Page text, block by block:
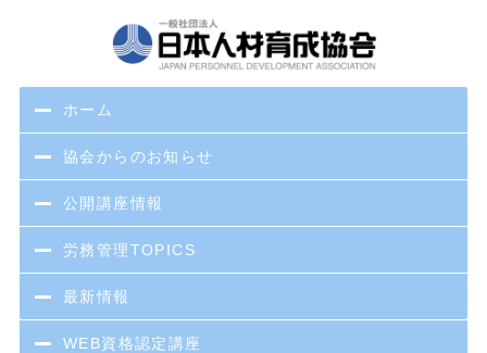
ホーム
協会からのお知らせ
公開講座情報
労務管理TOPICS
最新情報
WEB資格認定講座